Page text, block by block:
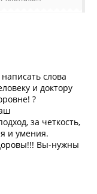
слова
и доктору
?
за четкость,
и умения.
Вы-нужны